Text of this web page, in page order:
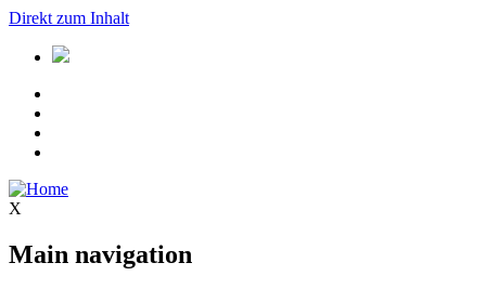
Direkt zum Inhalt
X
Main navigation